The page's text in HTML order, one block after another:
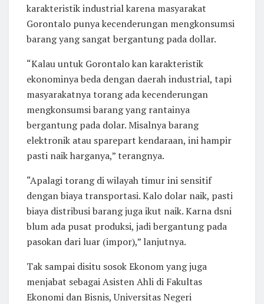
karakteristik industrial karena masyarakat
Gorontalo punya kecenderungan mengkonsumsi
barang yang sangat bergantung pada dollar.
“Kalau untuk Gorontalo kan karakteristik
ekonominya beda dengan daerah industrial, tapi
masyarakatnya torang ada kecenderungan
mengkonsumsi barang yang rantainya
bergantung pada dolar. Misalnya barang
elektronik atau sparepart kendaraan, ini hampir
pasti naik harganya,” terangnya.
“Apalagi torang di wilayah timur ini sensitif
dengan biaya transportasi. Kalo dolar naik, pasti
biaya distribusi barang juga ikut naik. Karna dsni
blum ada pusat produksi, jadi bergantung pada
pasokan dari luar (impor),” lanjutnya.
Tak sampai disitu sosok Ekonom yang juga
menjabat sebagai Asisten Ahli di Fakultas
Ekonomi dan Bisnis, Universitas Negeri